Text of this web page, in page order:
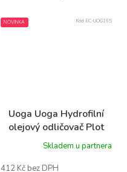
NOVINKA
Uoga Uoga Hydrofilní
olejový odličovač Plot
twist BIO , 100 ml
Skladem u partnera
412 Kč bez DPH
Kód: EC-UOG165